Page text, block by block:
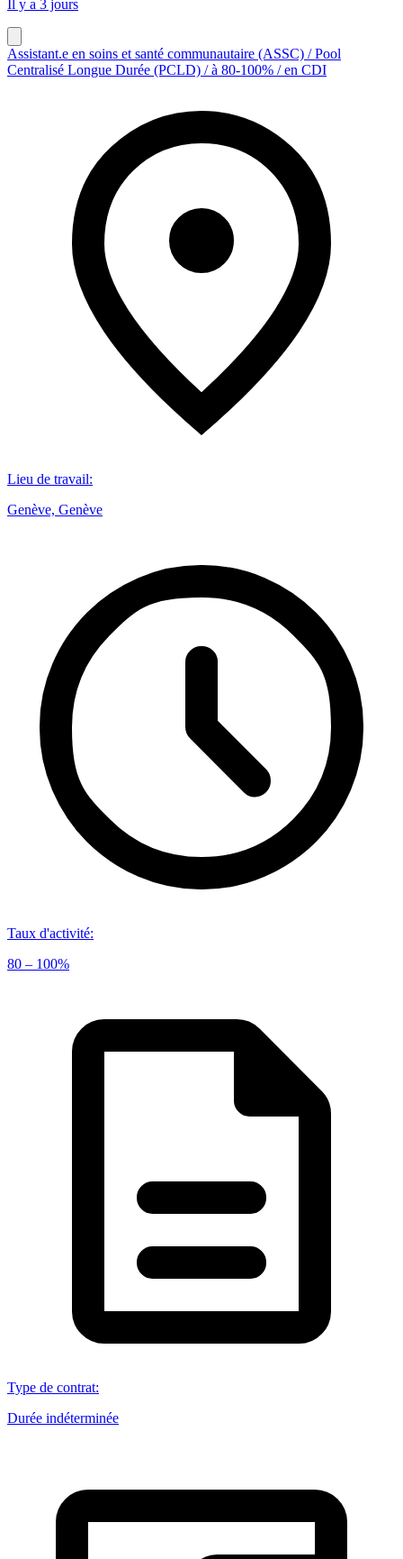
Il y a 3 jours
Assistant.e en soins et santé communautaire (ASSC) / Pool
Centralisé Longue Durée (PCLD) / à 80-100% / en CDI
Lieu de travail:
Genève, Genève
Taux d'activité:
80 – 100%
Type de contrat:
Durée indéterminée